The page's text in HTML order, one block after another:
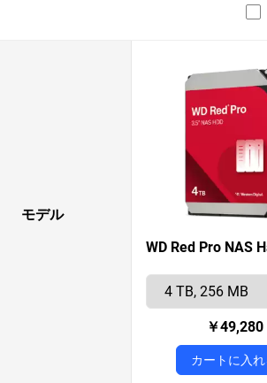
モデル
WD Red Pro NAS
￥49,280
カートに入れ